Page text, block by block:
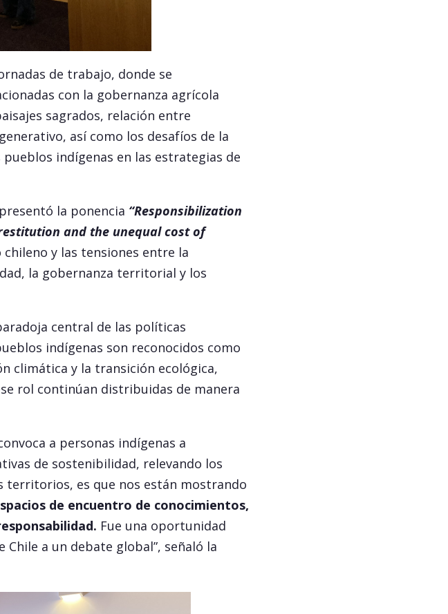
de trabajo, donde se
con la gobernanza agrícola
sagrados, relación entre
así como los desafíos de la
indígenas en las estrategias de
la ponencia “Responsibilization
and the unequal cost of
chileno y las tensiones entre la
la gobernanza territorial y los
central de las políticas
indígenas son reconocidos como
climática y la transición ecológica,
rol continúan distribuidas de manera
a personas indígenas a
de sostenibilidad, relevando los
territorios, es que nos están mostrando
de encuentro de conocimientos,
Fue una oportunidad
a un debate global”, señaló la